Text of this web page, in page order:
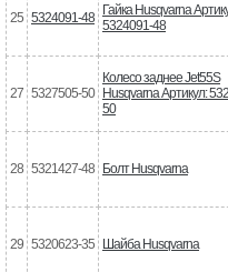
25 5324091-48 Гайка Husqvarna
5324091-48
27 5327505-50
Колесо заднее Jet55S
Husqvarna Артикул:
50
28 5321427-48 Болт Husqvarna
29 5320623-35 Шайба Husqvarna